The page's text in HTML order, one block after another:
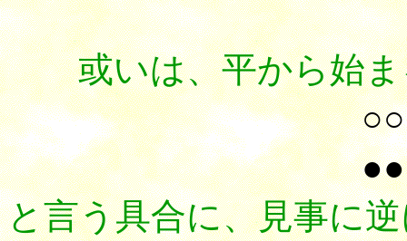
或いは、平から始ま
と言う具合に、見事に